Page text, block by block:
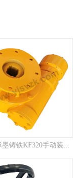
墨铸铁KF320手动装...